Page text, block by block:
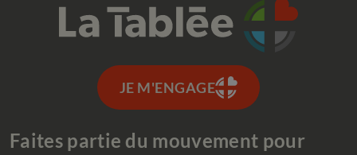
JE M'ENGAGE
Faites partie du mouvement pour